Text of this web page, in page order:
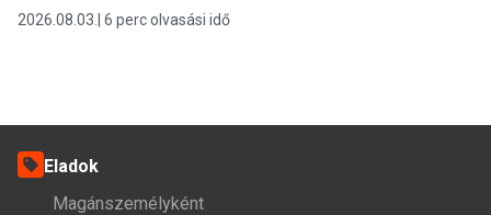
2026.08.03. 6 perc olvasási idő
Eladok
Magánszemélyként